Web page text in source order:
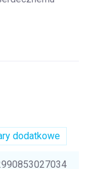
dodatkowe